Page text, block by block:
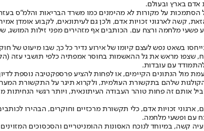
אדם בארץ ובעולם.
על מקורות לא מהימנים כמו משרד הבריאות והלמ"ס בעזה,
קשה לארגוני זכויות אדם, ולכן גם לעיתונאים, לקבוע אומדן
פשעי מלחמה ורצח עם. הכותבים אף מזהירים מפני זילות המושג,
בשאט נפש לעצם קיומו של אירוע נדיר כל כך, שבו מיעוט
שצפו מראש את גל ההאשמות בחוסר אמפתיה כלפי תושבי עזה
עם עובדות.
מול הנתונים הקיימים, או לפחות להציע פרספקטיבה נוספת
שלהם בתקשורת העולמית, ולקרוא תיגר על התקשורת
זכויות אדם, כלי תקשורת מרכזיים וחוקרים, הבהירו
עם ופשעי מלחמה.
קשה, במיוחד לנוכח האסונות ההומניטריים והסכסוכים